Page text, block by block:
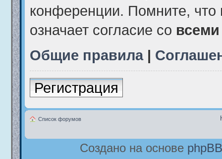
конференции. Помните,
означает согласие со всеми
Общие правила|
Регистрация
Список форумов
Создано на основе phpBB